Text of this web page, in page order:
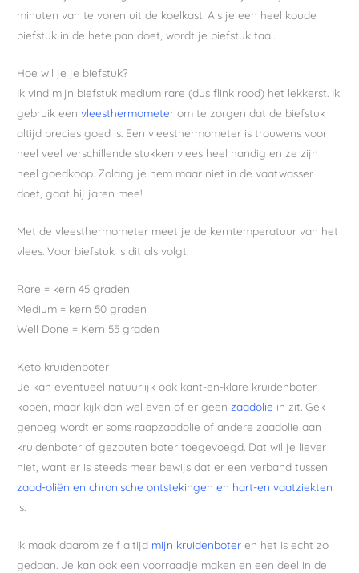
minuten van te voren uit de koelkast. Als je een heel koude
biefstuk in de hete pan doet, wordt je biefstuk taai.
Hoe wil je je biefstuk?
Ik vind mijn biefstuk medium rare (dus flink rood) het lekkerst. Ik
gebruik eenvleesthermometer om te zorgen dat de biefstuk
altijd precies goed is. Een vleesthermometer is trouwens voor
heel veel verschillende stukken vlees heel handig en ze zijn
heel goedkoop. Zolang je hem maar niet in de vaatwasser
doet, gaat hij jaren mee!
Met de vleesthermometer meet je de kerntemperatuur van het
vlees. Voor biefstuk is dit als volgt:
Rare = kern 45 graden
Medium = kern 50 graden
Well Done = Kern 55 graden
Keto kruidenboter
Je kan eventueel natuurlijk ook kant-en-klare kruidenboter
kopen, maar kijk dan wel even of er geen zaadolie in zit. Gek
genoeg wordt er soms raapzaadolie of andere zaadolie aan
kruidenboter of gezouten boter toegevoegd. Dat wil je liever
niet, want er is steeds meer bewijs dat er een verband tussen
zaad-oliën en chronische ontstekingen en hart-en vaatziekten
is.
Ik maak daarom zelf altijd mijn kruidenboter en het is echt zo
gedaan. Je kan ook een voorraadje maken en een deel in de